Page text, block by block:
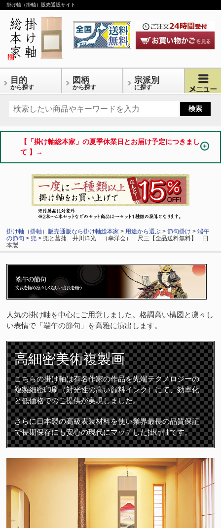
掛け軸（掛軸）販売通販サイト
目的
から探す
図柄
から探す
宗派別
に探す
【「掛け軸総本家」の夏季休業日とお届け予定につきまし
て 】→
掛け軸（掛軸）販売通販なら掛け軸総本家 > 用途から選ぶ >節句掛け >端午
の節句 > 兜 > 兜と菖蒲 井川洋光 （幸洋会） 尺三【全品送料無料】 日
本製
人気の掛け軸を中心にご用意しました。格調高い構図と凛々し
い表情で「端午の節句」を高雅に演出します。
高細密美術複製画
こちらの掛け軸は有名作家の作品を先端テクノロジーの
複製細密印刷（対光性の高い顔料インク）にて、効率化
と低価格でのご提供が実現しました。
さらに日本製の高級表装材料を使い業界最長の品質保証
で長期保存にも安心の現代にマッチした掛け軸です。